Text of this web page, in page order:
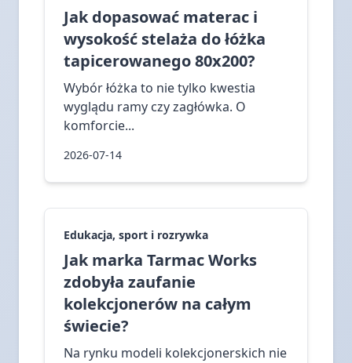
Jak dopasować materac i
wysokość stelaża do łóżka
tapicerowanego 80x200?
Wybór łóżka to nie tylko kwestia
wyglądu ramy czy zagłówka. O
komforcie...
2026-07-14
Edukacja, sport i rozrywka
Jak marka Tarmac Works
zdobyła zaufanie
kolekcjonerów na całym
świecie?
Na rynku modeli kolekcjonerskich nie